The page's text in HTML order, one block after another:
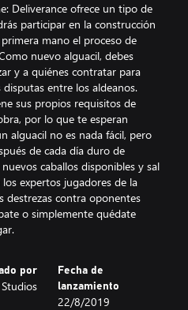
Deliverance ofrece un tipo de
participar en la construcción
mano el proceso de
nuevo alguacil, debes
y a quiénes contratar para
entre los aldeanos.
sus propios requisitos de
por lo que te esperan
alguacil no es nada fácil, pero
de cada día duro de
caballos disponibles y sal
expertos jugadores de la
destrezas contra oponentes
o simplemente quédate
por
Fecha de
lanzamiento
22/8/2019